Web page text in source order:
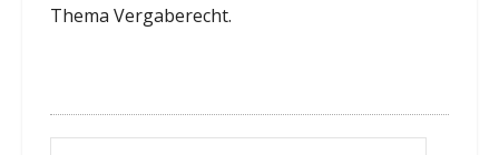
Thema Vergaberecht.